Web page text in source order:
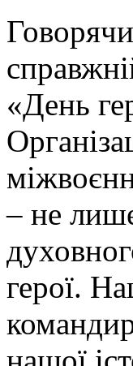
«День
– не
герої.